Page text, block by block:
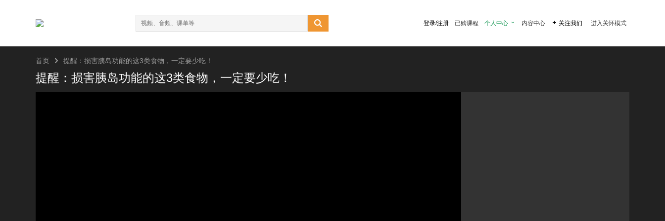
 登录/注册 已购课程 个人中心  内容中心  关注我们 进入关怀模式
首页  提醒：损害胰岛功能的这3类食物，一定要少吃！
提醒：损害胰岛功能的这3类食物，一定要少吃！